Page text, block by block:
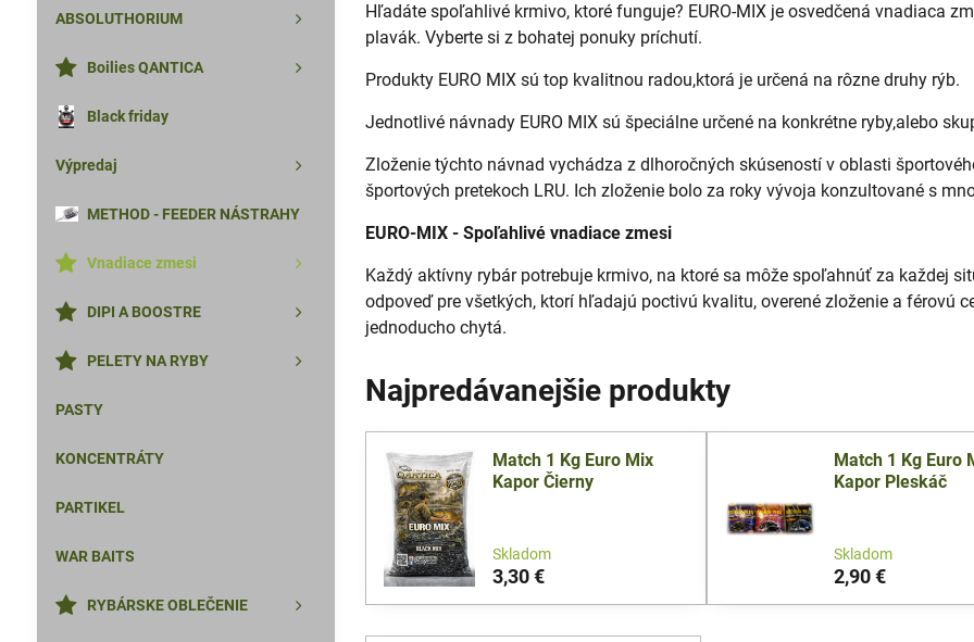
Hľadáte spoľahlivé krmivo, ktoré funguje? EURO-MIX je osvedčená vnadiaca
plavák. Vyberte si z bohatej ponuky príchutí.
Produkty EURO MIX sú top kvalitnou radou,ktorá je určená na rôzne druhy rýb.
Jednotlivé návnady EURO MIX sú špeciálne určené na konkrétne ryby,alebo
Zloženie týchto návnad vychádza z dlhoročných skúseností v oblasti
športových pretekoch LRU. Ich zloženie bolo za roky vývoja konzultované s
EURO-MIX - Spoľahlivé vnadiace zmesi
Každý aktívny rybár potrebuje krmivo, na ktoré sa môže spoľahnúť za každej
odpoveď pre všetkých, ktorí hľadajú poctivú kvalitu, overené zloženie a férovú
jednoducho chytá.
Najpredávanejšie produkty
Match 1 Kg Euro Mix
Kapor Čierny
Skladom
3,30 €
Match 1 Kg Euro
Kapor Pleskáč
Skladom
2,90 €
ABSOLUTHORIUM
Boilies QANTICA
Black friday
Výpredaj
METHOD - FEEDER NÁSTRAHY
Vnadiace zmesi
DIPI A BOOSTRE
PELETY NA RYBY
PASTY
KONCENTRÁTY
PARTIKEL
WAR BAITS
RYBÁRSKE OBLEČENIE